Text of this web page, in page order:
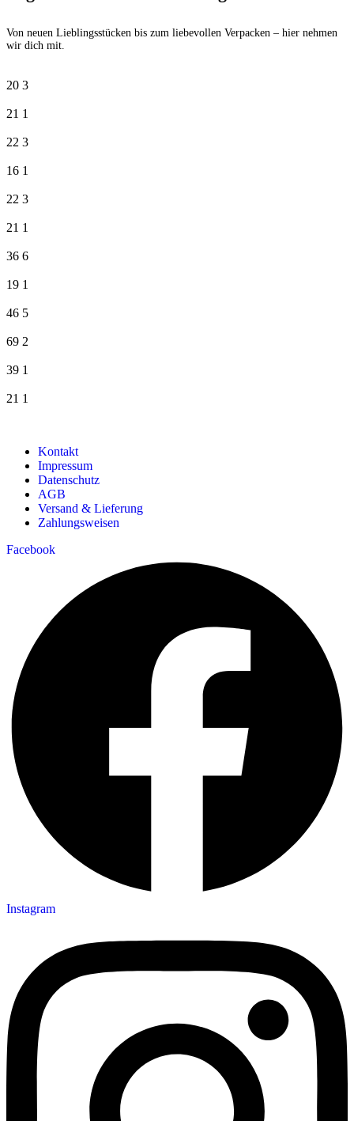
Von neuen Lieblingsstücken bis zum liebevollen Verpacken – hier nehmen
wir dich mit.
20 3
21 1
22 3
16 1
22 3
21 1
36 6
19 1
46 5
69 2
39 1
21 1
Kontakt
Impressum
Datenschutz
AGB
Versand & Lieferung
Zahlungsweisen
Facebook
Instagram